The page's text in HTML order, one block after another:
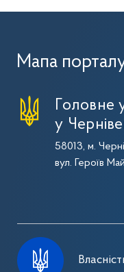
Мапа
Головне
у
58013, м.
вул. Героїв